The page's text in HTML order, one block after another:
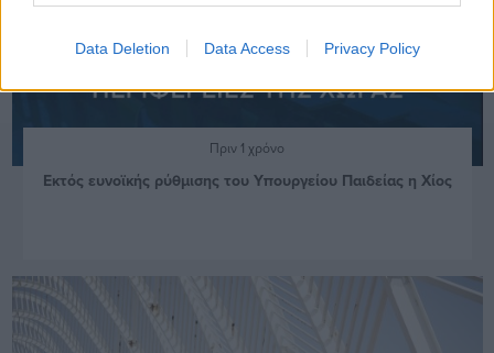
Data Deletion Data Access Privacy Policy
Πριν 1 χρόνο
Εκτός ευνοϊκής ρύθμισης του Υπουργείου Παιδείας η Χίος